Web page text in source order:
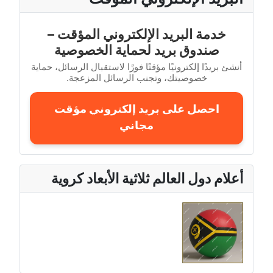
خدمة البريد الإلكتروني المؤقت –
صندوق بريد لحماية الخصوصية
أنشئ بريدًا إلكترونيًا مؤقتًا فورًا لاستقبال الرسائل، حماية
خصوصيتك، وتجنب الرسائل المزعجة.
احصل على بريد إلكتروني مؤقت
مجاني
أعلام دول العالم ثلاثية الأبعاد كروية